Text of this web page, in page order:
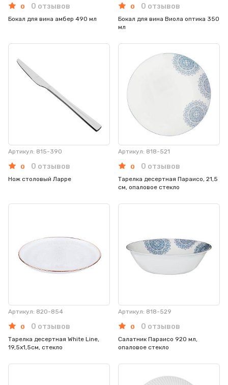
0 0 отзывов
Бокал для вина амбер 490 мл
0 0 отзывов
Бокал для вина Виола оптика 350
мл
Артикул: 815-390
0 0 отзывов
Нож столовый Ларре
Артикул: 818-521
0 0 отзывов
Тарелка десертная Параисо, 21,5
см, опаловое стекло
Артикул: 820-854
0 0 отзывов
Тарелка десертная White Line,
19,5х1,5см, стекло
Артикул: 818-529
0 0 отзывов
Салатник Параисо 920 мл,
опаловое стекло